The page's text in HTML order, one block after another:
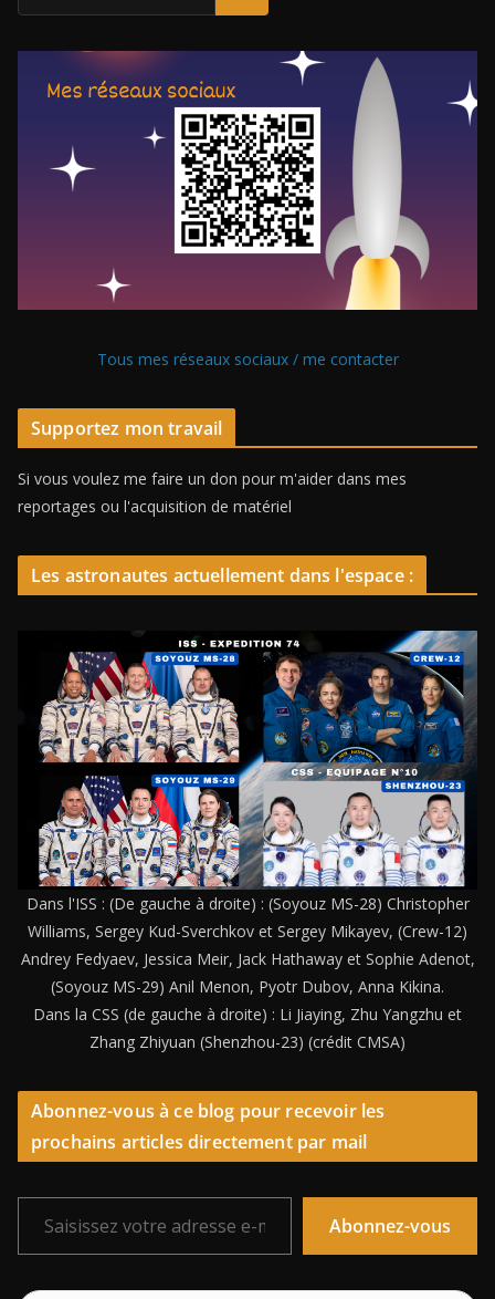
Tous mes réseaux sociaux / me contacter
Supportez mon travail
Si vous voulez me faire un don pour m'aider dans mes
reportages ou l'acquisition de matériel
Les astronautes actuellement dans l'espace :
Dans l'ISS : (De gauche à droite) : (Soyouz MS-28) Christopher
Williams, Sergey Kud-Sverchkov et Sergey Mikayev, (Crew-12)
Andrey Fedyaev, Jessica Meir, Jack Hathaway et Sophie Adenot,
(Soyouz MS-29) Anil Menon, Pyotr Dubov, Anna Kikina.
Dans la CSS (de gauche à droite) : Li Jiaying, Zhu Yangzhu et
Zhang Zhiyuan (Shenzhou-23) (crédit CMSA)
Abonnez-vous à ce blog pour recevoir les
prochains articles directement par mail
Saisissez votre adresse e-mail…
Abonnez-vous